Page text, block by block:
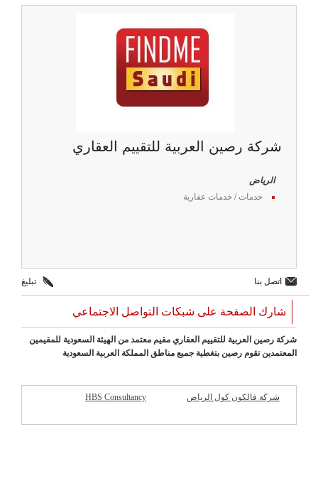
شركة رصين العربية للتقييم العقاري
الرياض
خدمات/ خدمات عقارية
اتصل بنا تبليغ
شارك الصفحة على شبكات التواصل الاجتماعي
شركة رصين العربية للتقييم العقاري مقيم معتمد من الهيئة السعودية للمقيمين
المعتمدين تقوم رصين بتغطية جميع مناطق المملكة العربية السعودية
شركة فالكون كول الرياض HBS Consultancy